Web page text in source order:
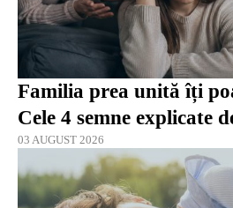
Familia prea unită îți
Cele 4 semne explicate
03 AUGUST 2026